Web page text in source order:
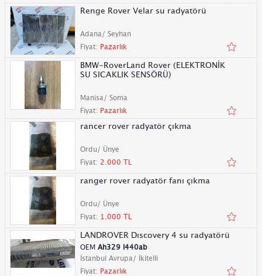
Renge Rover Velar su radyatörü
Adana/ Seyhan
Fiyat: Pazarlık
BMW-RoverLand Rover (ELEKTRONİK
SU SICAKLIK SENSÖRÜ)
Manisa/ Soma
Fiyat: Pazarlık
rancer rover radyatör çıkma
Ordu/ Ünye
Fiyat: 2.000 TL
ranger rover radyatör fanı çıkma
Ordu/ Ünye
Fiyat: 1.000 TL
LANDROVER Dıscovery 4 su radyatörü
OEM Ah329 l440ab
İstanbul Avrupa/ İkitelli
Fiyat: Pazarlık